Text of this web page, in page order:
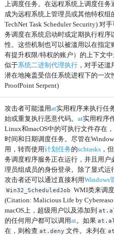
上调度任务。在远程系统上调度任务
成为远程系统上管理员或其他特权组
TechNet Task Scheduler Security) 对
务调度在系统启动时或定期执行程序
性。这些机制也可以被滥用以在指定
有提升权限/特权的账户）的上下文
似于系统二进制代理执行 ，对手还
潜在地掩盖受信任系统进程下的一次
ProofPoint Serpent)
攻击者可能滥用at实用程序来执行任
始或重复执行恶意代码。 at实用程序
Linux和macOS中的可执行文件存在
时间和日期调度任务。尽管在
用，转而使用计划任务的schtasks ，
务调度程序服务正在运行，并且用户
理员组成员的身份登录。除了显式运
攻击者还可以通过直接利用Windows
Win32_ScheduledJob WMI类来调
(Citation: Malicious Life by
macOS上，超级用户以及添加到
的任何用户都可以调用at。如果
在，则检查 at.deny 文件。未列在